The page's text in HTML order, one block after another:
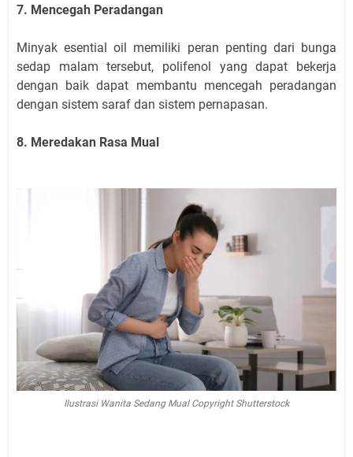
7. Mencegah Peradangan
Minyak esential oil memiliki peran penting dari bunga
sedap malam tersebut, polifenol yang dapat bekerja
dengan baik dapat membantu mencegah peradangan
dengan sistem saraf dan sistem pernapasan.
8. Meredakan Rasa Mual
Ilustrasi Wanita Sedang Mual Copyright Shutterstock